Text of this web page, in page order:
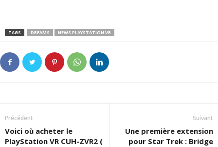
TAGS DREAMS NEWS PLAYSTATION VR
Précédent
Voici où acheter le
PlayStation VR CUH-ZVR2 (
Suivant
Une première extension
pour Star Trek : Bridge